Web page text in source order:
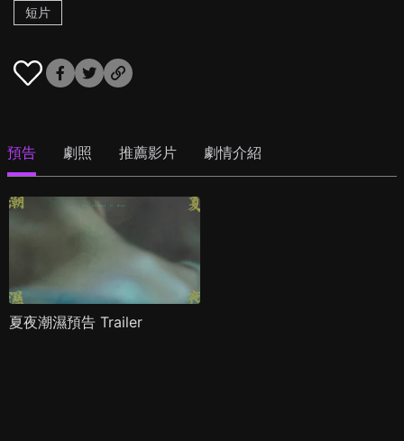
短片
預告 劇照 推薦影片 劇情介紹
夏夜潮濕預告 Trailer